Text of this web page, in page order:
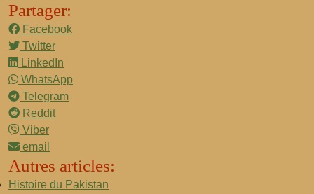
Partager:
Facebook
Twitter
LinkedIn
WhatsApp
Telegram
Reddit
Viber
email
Autres articles:
Histoire du Pakistan